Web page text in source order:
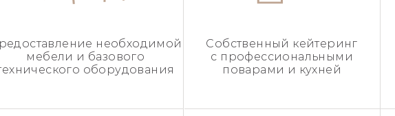
необходимой
мебели и базового
оборудования
Собственный кейтеринг
с профессиональными
поварами и кухней